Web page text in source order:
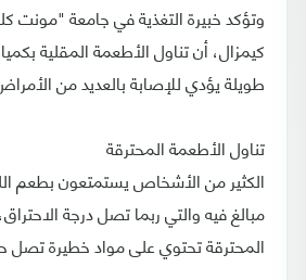
وتؤكد خبيرة التغذية في جامعة "مونت
كيمزال، أن تناول الأطعمة المقلية
طويلة يؤدي للإصابة بالعديد من
تناول الأطعمة المحترقة
الكثير من الأشخاص يستمتعون بطعم
مبالغ فيه والتي ربما تصل درجة
المحترقة تحتوي على مواد خطيرة تصل